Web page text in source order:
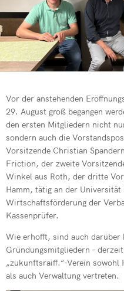
Vor der anstehenden
29. August groß begangen
den ersten Mitgliedern nicht
sondern auch die
Vorsitzende Christian
Friction, der zweite
Winkel aus Roth, der dritte
Hamm, tätig an der
Wirtschaftsförderung der
Kassenprüfer.
Wie erhofft, sind auch darüber
Gründungsmitgliedern –
„zukunftsraiff.“-Verein
als auch Verwaltung vertreten.